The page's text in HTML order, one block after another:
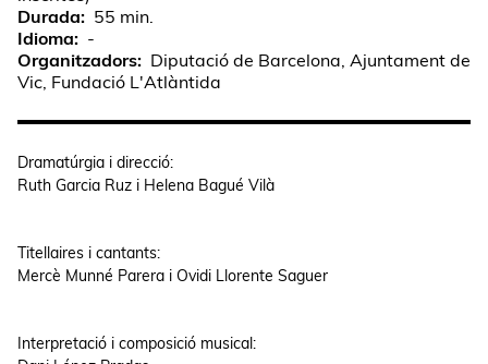
Durada
55 min.
Idioma
-
Organitzadors
Diputació de Barcelona, Ajuntament de
Vic, Fundació L'Atlàntida
Dramatúrgia i direcció:
Ruth Garcia Ruz i Helena Bagué Vilà
Titellaires i cantants:
Mercè Munné Parera i Ovidi Llorente Saguer
Interpretació i composició musical: